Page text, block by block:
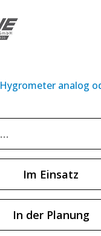
Hygrometer analog
Im Einsatz
In der Planung